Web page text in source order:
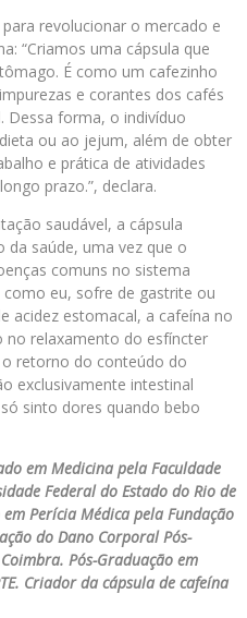
revolucionar o mercado e
“Criamos uma cápsula que
É como um cafezinho
e corantes dos cafés
Dessa forma, o indivíduo
ou ao jejum, além de obter
e prática de atividades
prazo.”, declara.
saudável, a cápsula
saúde, uma vez que o
comuns no sistema
como eu, sofre de gastrite ou
acidez estomacal, a cafeína no
no relaxamento do esfíncter
o retorno do conteúdo do
exclusivamente intestinal
sinto dores quando bebo
em Medicina pela Faculdade
Federal do Estado do Rio de
Perícia Médica pela Fundação
do Dano Corporal Pós-
Pós-Graduação em
Criador da cápsula de cafeína